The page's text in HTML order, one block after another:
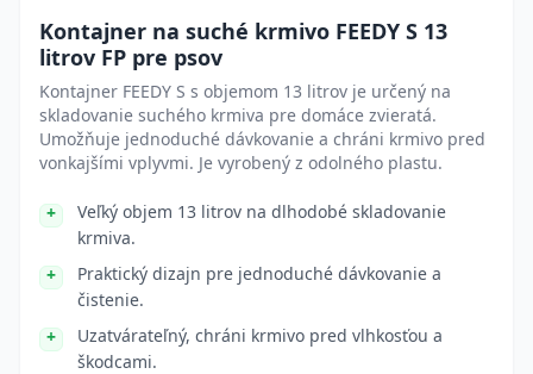
Kontajner na suché krmivo FEEDY S 13
litrov FP pre psov
Kontajner FEEDY S s objemom 13 litrov je určený na
skladovanie suchého krmiva pre domáce zvieratá.
Umožňuje jednoduché dávkovanie a chráni krmivo pred
vonkajšími vplyvmi. Je vyrobený z odolného plastu.
Veľký objem 13 litrov na dlhodobé skladovanie
krmiva.
Praktický dizajn pre jednoduché dávkovanie a
čistenie.
Uzatvárateľný, chráni krmivo pred vlhkosťou a
škodcami.